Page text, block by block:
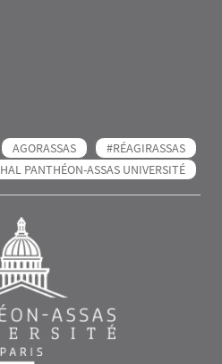
AGORASSAS
#RÉAGIRASSAS
HAL PANTHÉON-ASSAS UNIVERSITÉ